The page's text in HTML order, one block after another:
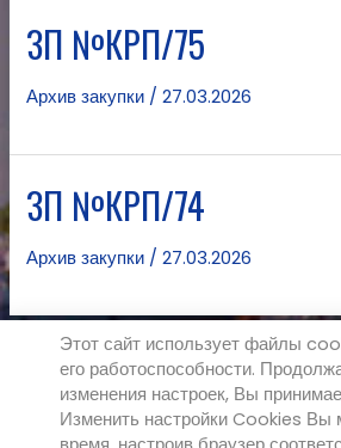
ЗП №КРП/75
Архив закупки /27.03.2026
ЗП №КРП/74
Архив закупки /27.03.2026
Предыдущая страница 1
…
32
Этот сайт использует файлы
его работоспособности.
изменения настроек, Вы
Изменить настройки Cookies Вы